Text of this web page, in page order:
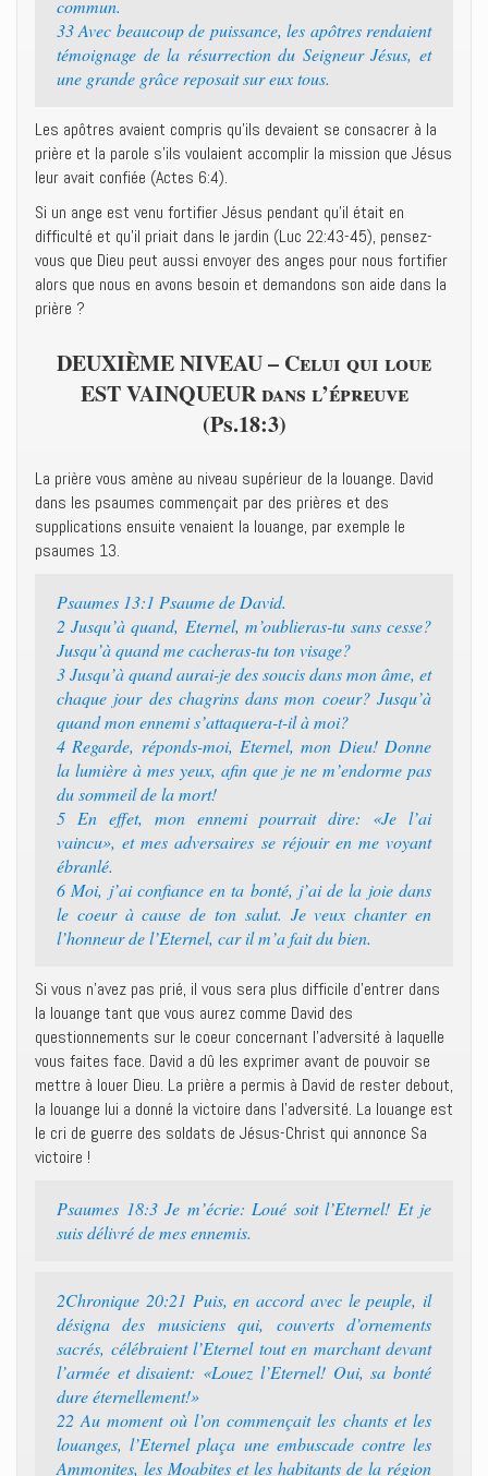
commun.
33 Avec beaucoup de puissance, les apôtres rendaient
témoignage de la résurrection du Seigneur Jésus, et
une grande grâce reposait sur eux tous.
Les apôtres avaient compris qu’ils devaient se consacrer à la
prière et la parole s’ils voulaient accomplir la mission que Jésus
leur avait confiée (Actes 6:4).
Si un ange est venu fortifier Jésus pendant qu’il était en
difficulté et qu’il priait dans le jardin (Luc 22:43-45), pensez-
vous que Dieu peut aussi envoyer des anges pour nous fortifier
alors que nous en avons besoin et demandons son aide dans la
prière ?
DEUXIÈME NIVEAU – Celui qui loue
EST VAINQUEUR dans l’épreuve
(Ps.18:3)
La prière vous amène au niveau supérieur de la louange. David
dans les psaumes commençait par des prières et des
supplications ensuite venaient la louange, par exemple le
psaumes 13.
Psaumes 13:1 Psaume de David.
2 Jusqu’à quand, Eternel, m’oublieras-tu sans cesse?
Jusqu’à quand me cacheras-tu ton visage?
3 Jusqu’à quand aurai-je des soucis dans mon âme, et
chaque jour des chagrins dans mon coeur? Jusqu’à
quand mon ennemi s’attaquera-t-il à moi?
4 Regarde, réponds-moi, Eternel, mon Dieu! Donne
la lumière à mes yeux, afin que je ne m’endorme pas
du sommeil de la mort!
5 En effet, mon ennemi pourrait dire: «Je l’ai
vaincu», et mes adversaires se réjouir en me voyant
ébranlé.
6 Moi, j’ai confiance en ta bonté, j’ai de la joie dans
le coeur à cause de ton salut. Je veux chanter en
l’honneur de l’Eternel, car il m’a fait du bien.
Si vous n’avez pas prié, il vous sera plus difficile d’entrer dans
la louange tant que vous aurez comme David des
questionnements sur le coeur concernant l’adversité à laquelle
vous faites face. David a dû les exprimer avant de pouvoir se
mettre à louer Dieu. La prière a permis à David de rester debout,
la louange lui a donné la victoire dans l’adversité. La louange est
le cri de guerre des soldats de Jésus-Christ qui annonce Sa
victoire !
Psaumes 18:3 Je m’écrie: Loué soit l’Eternel! Et je
suis délivré de mes ennemis.
2Chronique 20:21 Puis, en accord avec le peuple, il
désigna des musiciens qui, couverts d’ornements
sacrés, célébraient l’Eternel tout en marchant devant
l’armée et disaient: «Louez l’Eternel! Oui, sa bonté
dure éternellement!»
22 Au moment où l’on commençait les chants et les
louanges, l’Eternel plaça une embuscade contre les
Ammonites, les Moabites et les habitants de la région